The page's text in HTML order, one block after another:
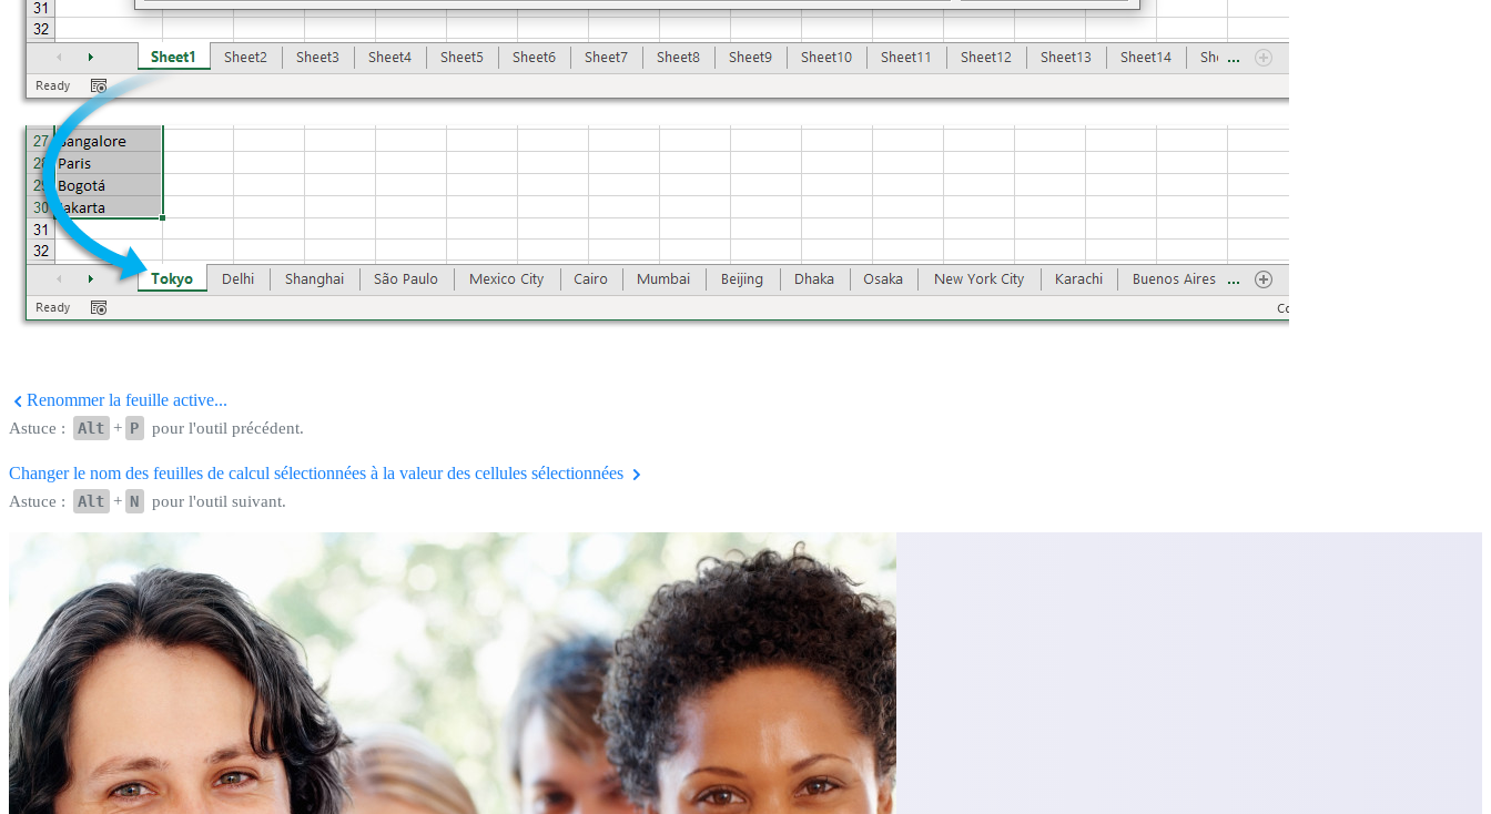
Renommer la feuille active...
Astuce : Alt + P pour l'outil précédent.
Changer le nom des feuilles de calcul sélectionnées à la valeur des cellules sélectionnées
Astuce : Alt + N pour l'outil suivant.